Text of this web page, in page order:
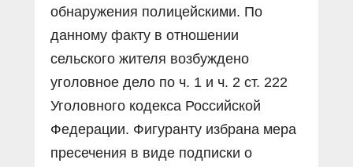
обнаружения полицейскими. По
данному факту в отношении
сельского жителя возбуждено
уголовное дело по ч. 1 и ч. 2 ст. 222
Уголовного кодекса Российской
Федерации. Фигуранту избрана мера
пресечения в виде подписки о